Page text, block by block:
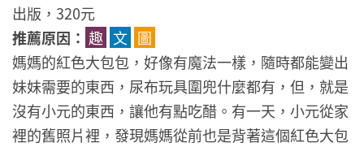
出版，320元
推薦原因： 趣 文 圖
媽媽的紅色大包包，好像有魔法一樣，隨時都能變出
妹妹需要的東西，尿布玩具圍兜什麼都有，但，就是
沒有小元的東西，讓他有點吃醋。有一天，小元從家
裡的舊照片裡，發現媽媽從前也是背著這個紅色大包